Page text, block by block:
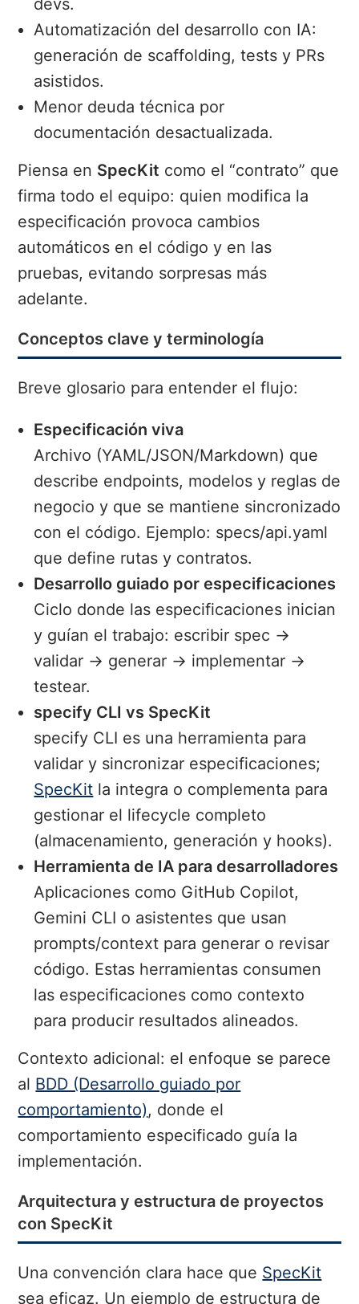
devs.
Automatización del desarrollo con IA:
generación de scaffolding, tests y PRs
asistidos.
Menor deuda técnica por
documentación desactualizada.
Piensa en SpecKit como el “contrato” que
firma todo el equipo: quien modifica la
especificación provoca cambios
automáticos en el código y en las
pruebas, evitando sorpresas más
adelante.
Conceptos clave y terminología
Breve glosario para entender el flujo:
Especificación viva
Archivo (YAML/JSON/Markdown) que
describe endpoints, modelos y reglas de
negocio y que se mantiene sincronizado
con el código. Ejemplo: specs/api.yaml
que define rutas y contratos.
Desarrollo guiado por especificaciones
Ciclo donde las especificaciones inician
y guían el trabajo: escribir spec →
validar → generar → implementar →
testear.
specify CLI vs SpecKit
specify CLI es una herramienta para
validar y sincronizar especificaciones;
SpecKit la integra o complementa para
gestionar el lifecycle completo
(almacenamiento, generación y hooks).
Herramienta de IA para desarrolladores
Aplicaciones como GitHub Copilot,
Gemini CLI o asistentes que usan
prompts/context para generar o revisar
código. Estas herramientas consumen
las especificaciones como contexto
para producir resultados alineados.
Contexto adicional: el enfoque se parece
al BDD (Desarrollo guiado por
comportamiento), donde el
comportamiento especificado guía la
implementación.
Arquitectura y estructura de proyectos
con SpecKit
Una convención clara hace que SpecKit
sea eficaz. Un ejemplo de estructura de